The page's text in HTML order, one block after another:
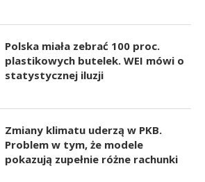
Polska miała zebrać 100 proc.
plastikowych butelek. WEI mówi o
statystycznej iluzji
Zmiany klimatu uderzą w PKB.
Problem w tym, że modele
pokazują zupełnie różne rachunki